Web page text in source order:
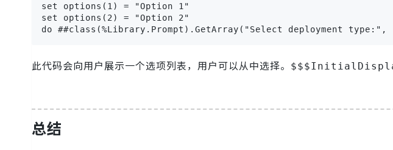
set options(1) = "Option 1"
set options(2) = "Option 2"
do ##class(%Library.Prompt).GetArray("Select deployment
此代码会向用户展示一个选项列表，用户可以从中选择。
总结